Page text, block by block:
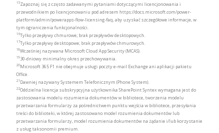
15Zapoznaj się z często zadawanymi pytaniami dotyczącymi licencjonowania i
przewodnikiem po licencjonowaniu pod adresem https://docs.microsoft.com/power-
platform/admin/powerapps-flow-licensing-faq, aby uzyskać szczegółowe informacje, w
tym ograniczenia funkcjonalności.
16Tylko przepływy chmurowe; brak przepływów desktopowych.
17Tylko przepływy desktopowe; brak przepływów chmurowych.
18Wcześniej nazywana Microsoft Cloud App Security (MCAS).
1930-dniowy minimalny okres przechowywania.
20Microsoft 365 F1 nie obejmuje usługi poczty e-mail Exchange ani aplikacji pakietu
Office.
21 Dawniej nazywany Systemem Telefonicznym (Phone System).
22Oddzielna licencja subskrypcyjna użytkownika SharePoint Syntex wymagana jest do
zastosowania modelu rozumienia dokumentów w bibliotece, tworzenia modelu
przetwarzania formularzy za pośrednictwem punktu wejścia w bibliotece, przesyłania
treści do biblioteki, w której zastosowano model rozumienia dokumentów lub
przetwarzania formularzy, model rozumienia dokumentów na żądanie i/lub korzystanie
z usług taksonomii premium.